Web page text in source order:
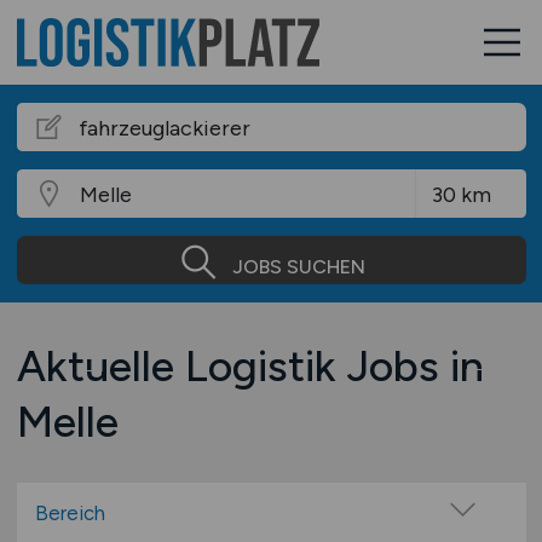
JOBS SUCHEN
Aktuelle Logistik Jobs in
Melle
Bereich